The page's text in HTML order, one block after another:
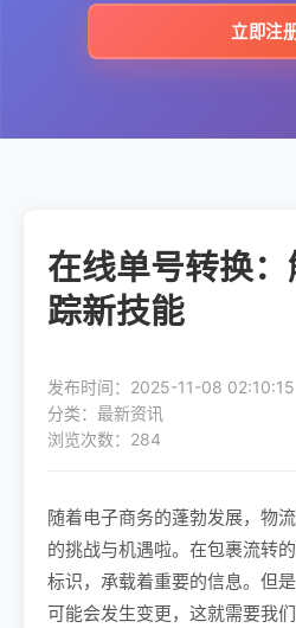
立即注
在线单号转换
踪新技能
发布时间：2025-11-08 02:10:15
分类：最新资讯
浏览次数：284
随着电子商务的蓬勃发展，物
的挑战与机遇啦。在包裹流转
标识，承载着重要的信息。但
可能会发生变更，这就需要我